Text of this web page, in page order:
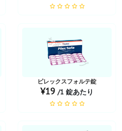
お薬ショップ
ピレックスフォルテ錠
¥19 /1 錠あたり